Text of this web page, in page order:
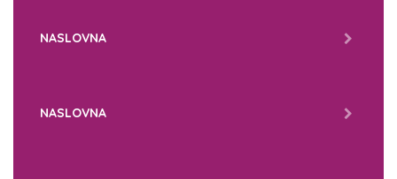
NASLOVNA
NASLOVNA